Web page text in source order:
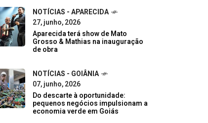
NOTÍCIAS - APARECIDA
27, junho, 2026
Aparecida terá show de Mato
Grosso & Mathias na inauguração
de obra
NOTÍCIAS - GOIÂNIA
07, junho, 2026
Do descarte à oportunidade:
pequenos negócios impulsionam a
economia verde em Goiás